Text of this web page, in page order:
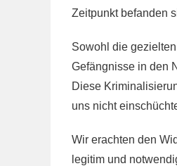
Zeitpunkt befanden
Sowohl die
Gefängnisse in den
Diese
uns nicht
Wir erachten den
legitim und